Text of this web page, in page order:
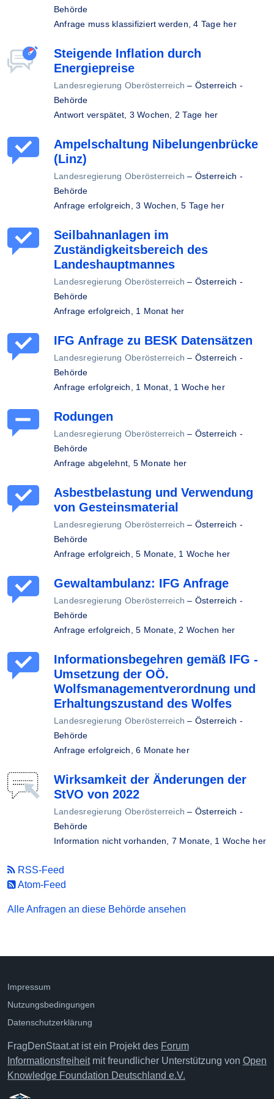
Behörde
Anfrage muss klassifiziert werden,4 Tage her
Steigende Inflation durch
Energiepreise
Landesregierung Oberösterreich – Österreich -
Behörde
Antwort verspätet, 3 Wochen, 2 Tage her
Ampelschaltung Nibelungenbrücke
(Linz)
Landesregierung Oberösterreich – Österreich -
Behörde
Anfrage erfolgreich,3 Wochen, 5 Tage her
Seilbahnanlagen im
Zuständigkeitsbereich des
Landeshauptmannes
Landesregierung Oberösterreich – Österreich -
Behörde
Anfrage erfolgreich, 1 Monat her
IFG Anfrage zu BESK Datensätzen
Landesregierung Oberösterreich – Österreich -
Behörde
Anfrage erfolgreich, 1 Monat, 1 Woche her
Rodungen
Landesregierung Oberösterreich – Österreich -
Behörde
Anfrage abgelehnt, 5 Monate her
Asbestbelastung und Verwendung
von Gesteinsmaterial
Landesregierung Oberösterreich – Österreich -
Behörde
Anfrage erfolgreich,5 Monate, 1 Woche her
Gewaltambulanz: IFG Anfrage
Landesregierung Oberösterreich – Österreich -
Behörde
Anfrage erfolgreich,5 Monate, 2 Wochen her
Informationsbegehren gemäß IFG -
Umsetzung der OÖ.
Wolfsmanagementverordnung und
Erhaltungszustand des Wolfes
Landesregierung Oberösterreich – Österreich -
Behörde
Anfrage erfolgreich,6 Monate her
Wirksamkeit der Änderungen der
StVO von 2022
Landesregierung Oberösterreich – Österreich -
Behörde
Information nicht vorhanden, 7 Monate, 1 Woche her
RSS-Feed
Atom-Feed
Alle Anfragen an diese Behörde ansehen
Impressum
Nutzungsbedingungen
Datenschutzerklärung
FragDenStaat.at ist ein Projekt des Forum
Informationsfreiheitmit freundlicher Unterstützung von Open
Knowledge Foundation Deutschland e.V.